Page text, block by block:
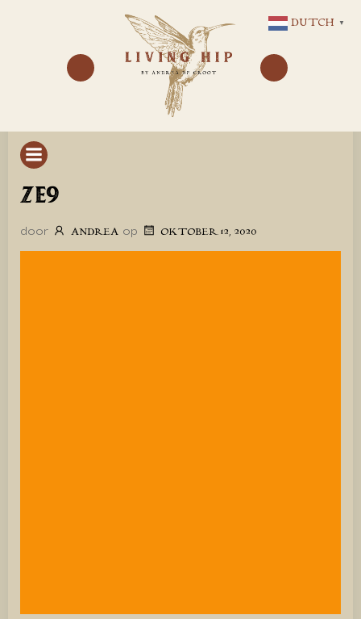
NAAR
DE
INHOUD
ZE9
door ANDREA op OKTOBER 12, 2020
DUTCH ▼